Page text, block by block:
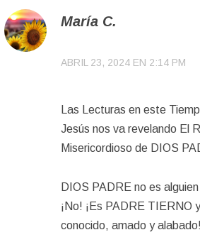
María C.
ABRIL 23, 2024 EN 2:14 PM
Las Lecturas en este
Jesús nos va revelando El
Misericordioso de DIOS
DIOS PADRE no es
¡No! ¡Es PADRE TIERNO
conocido, amado y alabado!